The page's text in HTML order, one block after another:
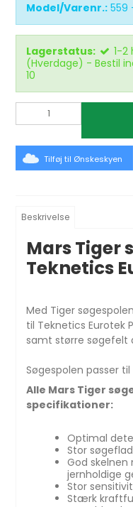
Model/Varenr.: 559
Lagerstatus:
1-2
(Hverdage) - Bestil
10
Tilføj til Ønskeskyen
Beskrivelse
Mars Tiger
Teknetics
Med Tiger
til Teknetics Eurotek
samt større søgefelt
Søgespolen passer
Alle Mars Tiger
specifikationer:
Optimal
Stor
God skelnen
jernholdige
Stor
Stærk